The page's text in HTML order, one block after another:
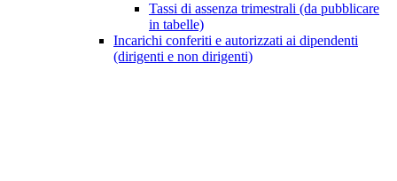
Tassi di assenza trimestrali (da pubblicare
in tabelle)
Incarichi conferiti e autorizzati ai dipendenti
(dirigenti e non dirigenti)